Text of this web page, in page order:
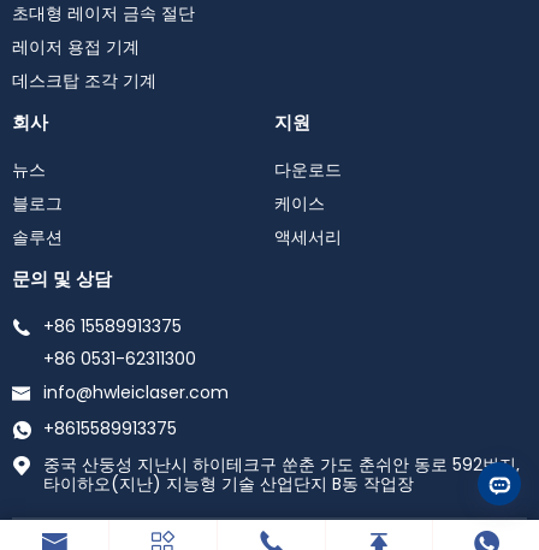
초대형 레이저 금속 절단
레이저 용접 기계
데스크탑 조각 기계
회사
뉴스
블로그
솔루션
지원
다운로드
케이스
액세서리
문의 및 상담
+86 15589913375
+86 0531-62311300
info@hwleiclaser.com
+8615589913375
중국 산둥성 지난시 하이테크구 쑨춘 가도 춘쉬안 동로 592번지,
타이하오(지난) 지능형 기술 산업단지 B동 작업장
Copyright©2025 산동 신광 광전자 기술 Co., Ltd. All Rights